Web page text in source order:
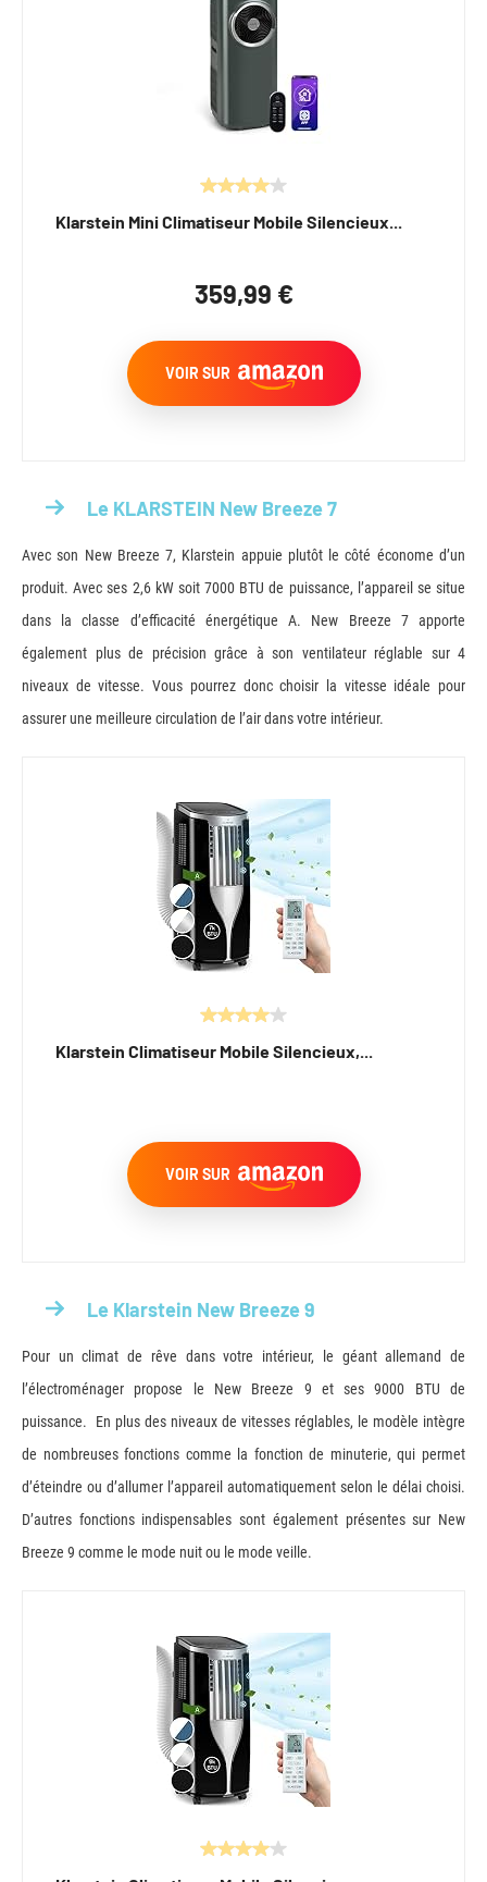
Klarstein Mini Climatiseur Mobile Silencieux...
359,99 €
VOIR SUR
Le KLARSTEIN New Breeze 7
Avec son New Breeze 7, Klarstein appuie plutôt le côté économe d’un
produit. Avec ses 2,6 kW soit 7000 BTU de puissance, l’appareil se situe
dans la classe d’efficacité énergétique A. New Breeze 7 apporte
également plus de précision grâce à son ventilateur réglable sur 4
niveaux de vitesse. Vous pourrez donc choisir la vitesse idéale pour
assurer une meilleure circulation de l’air dans votre intérieur.
Klarstein Climatiseur Mobile Silencieux,...
VOIR SUR
Le Klarstein New Breeze 9
Pour un climat de rêve dans votre intérieur, le géant allemand de
l’électroménager propose le New Breeze 9 et ses 9000 BTU de
puissance. En plus des niveaux de vitesses réglables, le modèle intègre
de nombreuses fonctions comme la fonction de minuterie, qui permet
d’éteindre ou d’allumer l’appareil automatiquement selon le délai choisi.
D’autres fonctions indispensables sont également présentes sur New
Breeze 9 comme le mode nuit ou le mode veille.